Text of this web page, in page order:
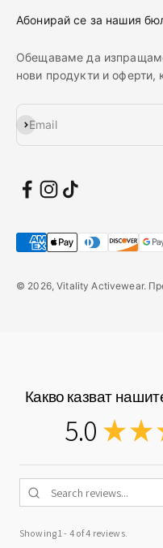
Абонирай се за нашия
Обещаваме да
нови продукти и оферти,
Email
Абонирай се
© 2026, Vitality Activewear.
Какво казват
5.0 ★ ★
Showing 1 - 4 of 4 reviews.